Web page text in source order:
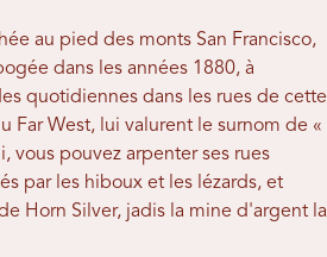
au pied des monts San Francisco,
dans les années 1880, à
quotidiennes dans les rues de cette
Far West, lui valurent le surnom de «
vous pouvez arpenter ses rues
par les hiboux et les lézards, et
Horn Silver, jadis la mine d'argent la